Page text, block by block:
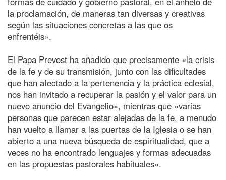
la proclamación, de maneras tan diversas y creativas
según las situaciones concretas a las que os
enfrentéis».
El Papa Prevost ha añadido que precisamente «la crisis
de la fe y de su transmisión, junto con las dificultades
que han afectado a la pertenencia y la práctica eclesial,
nos han invitado a recuperar la pasión y el valor para un
nuevo anuncio del Evangelio», mientras que «varias
personas que parecen estar alejadas de la fe, a menudo
han vuelto a llamar a las puertas de la Iglesia o se han
abierto a una nueva búsqueda de espiritualidad, que a
veces no ha encontrado lenguajes y formas adecuadas
en las propuestas pastorales habituales».